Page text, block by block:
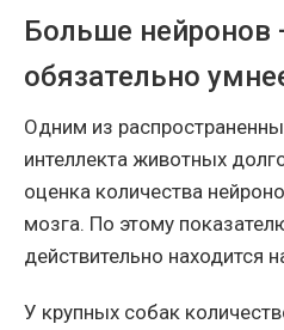
Больше нейронов
обязательно
Одним из
интеллекта животных
оценка количества
мозга. По этому
действительно находится
У крупных собак